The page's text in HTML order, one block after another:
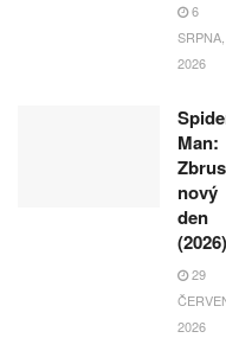
6
SRPNA,
2026
Man:
nový
den
(2026)
29
2026